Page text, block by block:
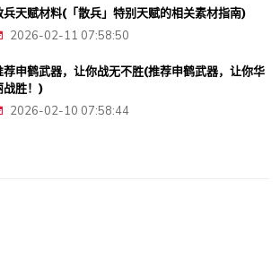
兵天赋材料(「散兵」特别天赋的相关素材指南)
2026-02-11 07:58:50
荐申鹤武器，让你战无不胜(推荐申鹤武器，让你华
战胜！)
2026-02-10 07:58:44